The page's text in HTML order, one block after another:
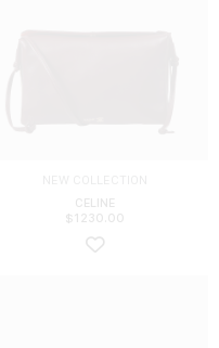
CELINE
$ 1230.00